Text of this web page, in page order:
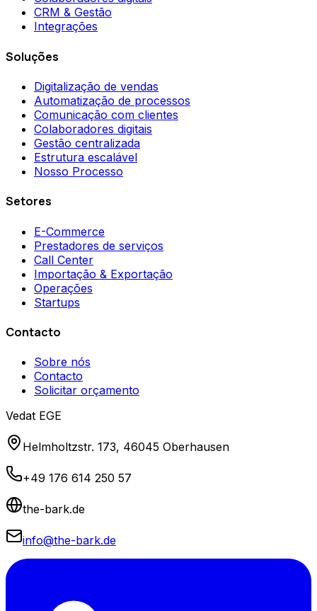
CRM & Gestão
Integrações
Soluções
Digitalização de vendas
Automatização de processos
Comunicação com clientes
Colaboradores digitais
Gestão centralizada
Estrutura escalável
Nosso Processo
Setores
E-Commerce
Prestadores de serviços
Call Center
Importação & Exportação
Operações
Startups
Contacto
Sobre nós
Contacto
Solicitar orçamento
Vedat EGE
Helmholtzstr. 173, 46045 Oberhausen
+49 176 614 250 57
the-bark.de
info@the-bark.de